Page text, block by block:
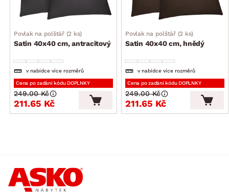
Povlak na polštář (2 ks)
Satin 40x40 cm, antracitový
v nabídce více rozměrů
Cena po zadání kódu DOPLNKY
211.65 Kč
249.00 Kč
Povlak na polštář (2 ks)
Satin 40x40 cm, hnědý
v nabídce více rozměrů
Cena po zadání kódu DOPLNKY
211.65 Kč
249.00 Kč